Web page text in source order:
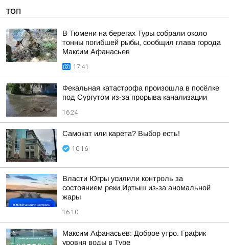
ТОП
В Тюмени на берегах Туры собрали около
тонны погибшей рыбы, сообщил глава города
Максим Афанасьев
17:41
Фекальная катастрофа произошла в посёлке
под Сургутом из-за прорыва канализации
16:24
Самокат или карета? Выбор есть!
10:16
Власти Югры усилили контроль за
состоянием реки Иртыш из-за аномальной
жары
16:10
Максим Афанасьев: Доброе утро. График
уровня воды в Туре